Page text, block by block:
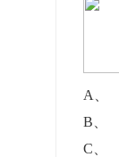
A
B
C